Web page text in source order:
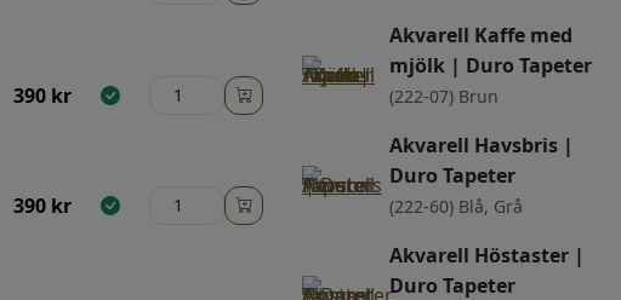
390 kr
390 kr
Akvarell Kaffe med
mjölk | Duro Tapeter
(222-07) Brun
Akvarell Havsbris |
Duro Tapeter
(222-60) Blå, Grå
Akvarell Höstaster |
Duro Tapeter